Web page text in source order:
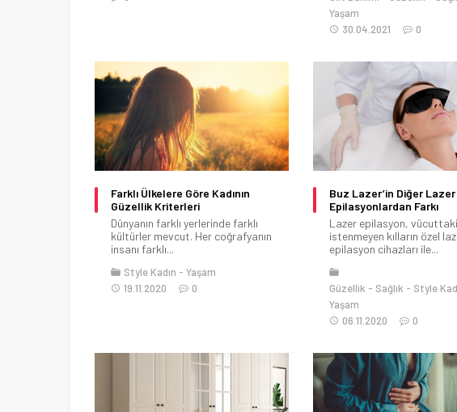
Yaşam
30.04.2021
0
Farklı Ülkelere Göre Kadının
Güzellik Kriterleri
Dünyanın farklı yerlerinde farklı
kültürler mevcut. Her coğrafyanın
insanı farklı...
Style Kadın
Yaşam
19.11.2020
0
Buz Lazer’in Diğer Lazer
Epilasyonlardan Farkı
Lazer epilasyon, vücuttaki
istenmeyen kılların özel
epilasyon cihazları ile...
Güzellik Sağlık
Style
Yaşam
06.11.2020
0